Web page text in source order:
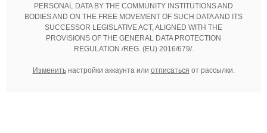
PERSONAL DATA BY THE COMMUNITY INSTITUTIONS AND
BODIES AND ON THE FREE MOVEMENT OF SUCH DATA AND ITS
SUCCESSOR LEGISLATIVE ACT, ALIGNED WITH THE
PROVISIONS OF THE GENERAL DATA PROTECTION
REGULATION /REG. (EU) 2016/679/.
Изменитьнастройки аккаунта или отписаться от рассылки.